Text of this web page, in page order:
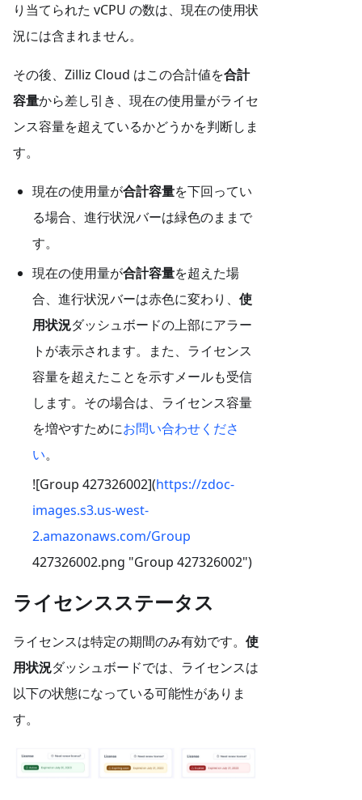
り当てられた vCPU の数は、現在の使用状
況には含まれません。
その後、Zilliz Cloud はこの合計値を合計
容量から差し引き、現在の使用量がライセ
ンス容量を超えているかどうかを判断しま
す。
現在の使用量が合計容量を下回ってい
る場合、進行状況バーは緑色のままで
す。
現在の使用量が合計容量を超えた場
合、進行状況バーは赤色に変わり、 使
用状況ダッシュボードの上部にアラー
トが表示されます。また、ライセンス
容量を超えたことを示すメールも受信
します。その場合は、ライセンス容量
を増やすためにお問い合わせくださ
い。
![Group 427326002](https://zdoc-
images.s3.us-west-
2.amazonaws.com/Group
427326002.png "Group 427326002")
ライセンスステータス
ライセンスは特定の期間のみ有効です。 使
用状況ダッシュボードでは、ライセンスは
以下の状態になっている可能性がありま
す。